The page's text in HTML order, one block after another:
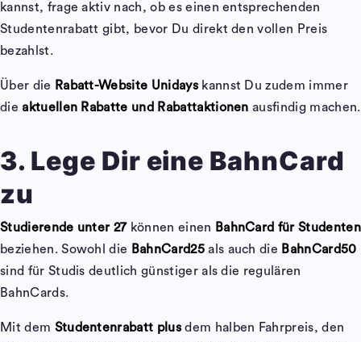
kannst, frage aktiv nach, ob es einen entsprechenden
Studentenrabatt gibt, bevor Du direkt den vollen Preis
bezahlst.
Über die Rabatt-Website Unidayskannst Du zudem immer
die aktuellen Rabatte und Rabattaktionen ausfindig machen.
3. Lege Dir eine BahnCard
zu
Studierende unter 27können einen BahnCard für Studenten
beziehen. Sowohl die BahnCard25als auch die BahnCard50
sind für Studis deutlich günstiger als die regulären
BahnCards.
Mit dem Studentenrabatt plusdem halben Fahrpreis, den